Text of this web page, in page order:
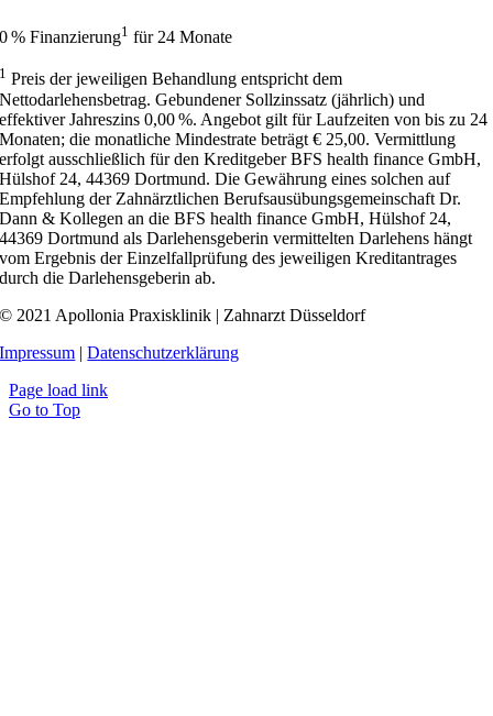
0 % Finanzierung1 für 24 Monate
1 Preis der jeweiligen Behandlung entspricht dem
Nettodarlehensbetrag. Gebundener Sollzinssatz (jährlich) und
effektiver Jahreszins 0,00 %. Angebot gilt für Laufzeiten von bis zu 24
Monaten; die monatliche Mindestrate beträgt € 25,00. Vermittlung
erfolgt ausschließlich für den Kreditgeber BFS health finance GmbH,
Hülshof 24, 44369 Dortmund. Die Gewährung eines solchen auf
Empfehlung der Zahnärztlichen Berufsausübungsgemeinschaft Dr.
Dann & Kollegen an die BFS health finance GmbH, Hülshof 24,
44369 Dortmund als Darlehensgeberin vermittelten Darlehens hängt
vom Ergebnis der Einzelfallprüfung des jeweiligen Kreditantrages
durch die Darlehensgeberin ab.
© 2021 Apollonia Praxisklinik | Zahnarzt Düsseldorf
Impressum |Datenschutzerklärung
Page load link
Go to Top